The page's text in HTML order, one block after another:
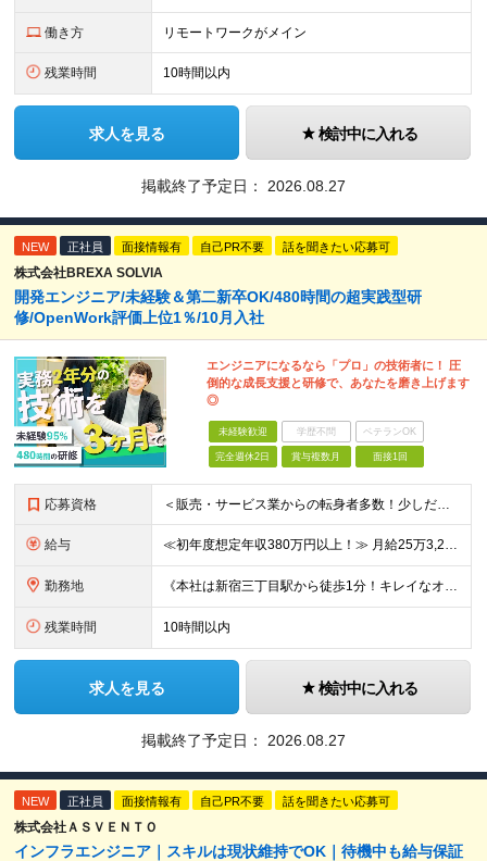
働き方 リモートワークがメイン
残業時間 10時間以内
求人を見る 検討中に入れる
掲載終了予定日： 2026.08.27
NEW 正社員 面接情報有 自己PR不要 話を聞きたい応募可
株式会社BREXA SOLVIA
開発エンジニア/未経験＆第二新卒OK/480時間の超実践型研
修/OpenWork評価上位1％/10月入社
エンジニアになるなら「プロ」の技術者に！ 圧
倒的な成長支援と研修で、あなたを磨き上げます
◎
未経験歓迎 学歴不問 ベテランOK
完全週休2日 賞与複数月 面接1回
応募資格 ＜販売・サービス業からの転身者多数！少しだけ興味がある！話だけ聞いてみたい！…そんな方でも歓迎♪まずはお会いするところから始めましょう◎＞ ◆年齢30歳まで（若年層の長期キャリア形成のため） ◆大卒以
給与 ≪初年度想定年収380万円以上！≫ 月給25万3,220円～＋賞与年2回 ※上記金額には月20時間分(3万4,220円～)の見込み残業代を含み、超過した分は別途全額支給します。 ※経験やスキルを考慮
勤務地 《本社は新宿三丁目駅から徒歩1分！キレイなオフィスです！》 【本社】 東京都新宿区新宿4-3-25 TOKYU REIT新宿ビル8F 【ラーニングセンター】 東京都渋谷区千駄ヶ谷5-32-10 南新
残業時間 10時間以内
求人を見る 検討中に入れる
掲載終了予定日： 2026.08.27
NEW 正社員 面接情報有 自己PR不要 話を聞きたい応募可
株式会社ＡＳＶＥＮＴＯ
インフラエンジニア｜スキルは現状維持でOK｜待機中も給与保証